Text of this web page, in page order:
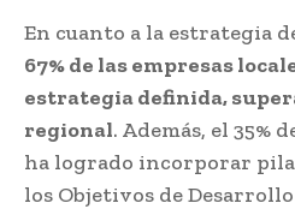
En cuanto a la estrategia
67% de las empresas
estrategia definida,
regional. Además, el 35%
ha logrado incorporar
los Objetivos de